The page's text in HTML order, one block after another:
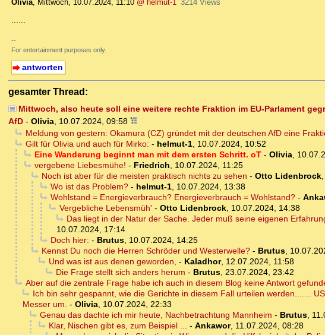
Olivia, Mittwoch, 10.07.2024, 11:10 @ helmut-1 3214 Views
......
--
For entertainment purposes only.
antworten
gesamter Thread:
Mittwoch, also heute soll eine weitere rechte Fraktion im EU-Parlament
AfD - Olivia, 10.07.2024, 09:58
Meldung von gestern: Okamura (CZ) gründet mit der deutschen AfD eine
Gilt für Olivia und auch für Mirko: - helmut-1, 10.07.2024, 10:52
Eine Wanderung beginnt man mit dem ersten Schritt. oT- Olivia,
vergebene Liebesmühe! - Friedrich, 10.07.2024, 11:25
Noch ist aber für die meisten praktisch nichts zu sehen - Otto Lidenbrock,
Wo ist das Problem?- helmut-1, 10.07.2024, 13:38
Wohlstand = Energieverbrauch? Energieverbrauch = Wohlstand?-
Vergebliche Lebensmüh' - Otto Lidenbrock, 10.07.2024, 14:38
Das liegt in der Natur der Sache. Jeder muß seine eigenen
10.07.2024, 17:14
Doch hier: - Brutus, 10.07.2024, 14:25
Kennst Du noch die Herren Schröder und Westerwelle?- Brutus,
Und was ist aus denen geworden, - Kaladhor, 12.07.2024, 11:58
Die Frage stellt sich anders herum - Brutus, 23.07.2024, 23:42
Aber auf die zentrale Frage habe ich auch in diesem Blog keine Antwort
Ich bin sehr gespannt, wie die Gerichte in diesem Fall urteilen werden.......
Messer um. - Olivia, 10.07.2024, 22:33
Genau das dachte ich mir heute, Nachbetrachtung Mannheim - Brutus,
Klar, Nischen gibt es, zum Beispiel ... - Ankawor, 11.07.2024, 08:28